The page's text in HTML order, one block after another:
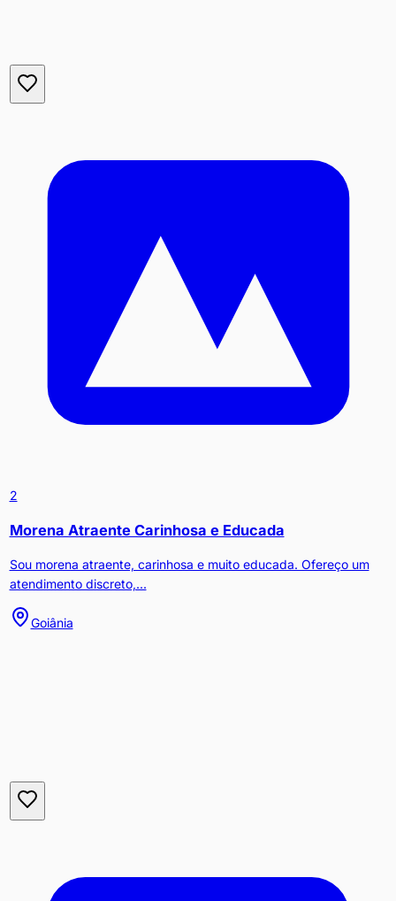
2
Morena Atraente Carinhosa e Educada
Sou morena atraente, carinhosa e muito educada. Ofereço um
atendimento discreto,...
Goiânia